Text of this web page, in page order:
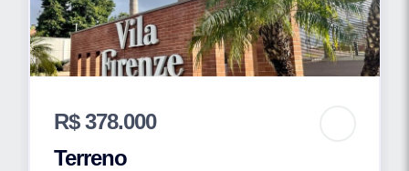
R$ 378.000
Terreno